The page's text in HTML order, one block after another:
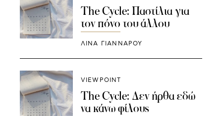
The Cycle: Παστίλια για
τον πόνο του άλλου
ΛΊΝΑ ΓΙΆΝΝΑΡΟΥ
VIEWPOINT
The Cycle: Δεν ήρθα εδώ
να κάνω φίλους